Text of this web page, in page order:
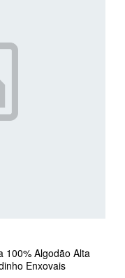
100% Algodão Alta
Enxovais